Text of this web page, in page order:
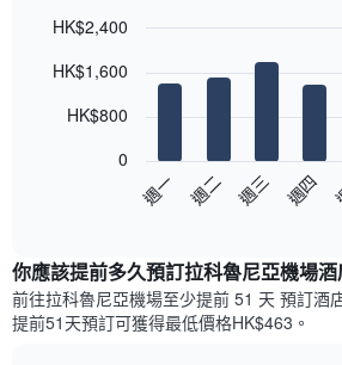
的
間
有
1
條
chart
顯
示
每
週
graphic.
週一 週二 週三 週四
0
HK$800
HK$1,600
HK$2,400
你應該提前多久預訂拉科魯尼亞機場酒
前往拉科魯尼亞機場​至少提前 51 天 預訂酒
提前51​天​預訂可獲得最低價格HK$463​。